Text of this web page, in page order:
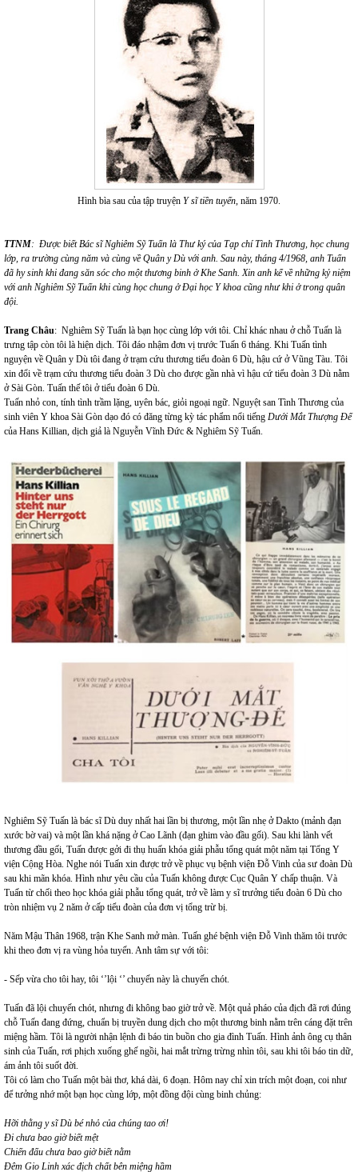
Hình bìa sau của tập truyện Y sĩ tiền tuyến, năm 1970.
TTNM: Được biết Bác sĩ Nghiêm Sỹ Tuấn là Thư ký của Tạp chí Tình Thương, học chung
lớp, ra trường cùng năm và cùng về Quân y Dù với anh. Sau này, tháng 4/1968, anh Tuấn
đã hy sinh khi đang săn sóccho một thương binh ở Khe Sanh. Xin anh kể về những kỷ niệm
với anh Nghiêm Sỹ Tuấn khi cùng học chung ở Đại học Y khoa cũng như khi ở trong quân
đội.
Trang Châu: Nghiêm Sỹ Tuấn là bạn học cùng lớp với tôi. Chỉ khác nhau ở chỗ Tuấn là
trưng tập còn tôi là hiện dịch. Tôi đáo nhậm đơn vị trước Tuấn 6 tháng. Khi Tuấn tình
nguyện về Quân y Dù tôi đang ở trạm cứu thương tiểu đoàn 6 Dù, hậu cứ ở Vũng Tàu. Tôi
xin đổi về trạm cứu thương tiểu đoàn 3 Dù cho được gần nhà vì hậu cứ tiểu đoàn 3 Dù nằm
ở Sài Gòn. Tuấn thế tôi ở tiểu đoàn 6 Dù.
Tuấn nhỏ con, tính tình trầm lặng, uyên bác, giỏi ngoại ngữ. Nguyệt san Tình Thương của
sinh viên Y khoa Sài Gòn dạo đó có đăng từng kỳ tác phẩm nổi tiếng Dưới Mắt Thượng Đế
của Hans Killian, dịch giả là Nguyễn Vĩnh Đức & Nghiêm Sỹ Tuấn.
Nghiêm Sỹ Tuấn là bác sĩ Dù duy nhất hai lần bị thương, một lần nhẹ ở Dakto (mảnh đạn
xước bờ vai) và một lần khá nặng ở Cao Lãnh (đạn ghim vào đầu gối). Sau khi lành vết
thương đầu gối, Tuấn được gởi đi thụ huấn khóa giải phẫu tổng quát một năm tại Tổng Y
viện Cộng Hòa. Nghe nói Tuấn xin được trở về phục vụ bệnh viện Đỗ Vinh của sư đoàn Dù
sau khi mãn khóa. Hình như yêu cầu của Tuấn không được Cục Quân Y chấp thuận. Và
Tuấn từ chối theo học khóa giải phẫu tổng quát, trở về làm y sĩ trưởng tiểu đoàn 6 Dù cho
tròn nhiệm vụ 2 năm ở cấp tiểu đoàn của đơn vị tổng trừ bị.
Năm Mậu Thân 1968, trận Khe Sanh mở màn. Tuấn ghé bệnh viện Đỗ Vinh thăm tôi trước
khi theo đơn vị ra vùng hỏa tuyến. Anh tâm sự với tôi:
- Sếp vừa cho tôi hay, tôi ‘’lội ‘’ chuyến này là chuyến chót.
Tuấn đã lội chuyến chót, nhưng đi không bao giờ trở về. Một quả pháo của địch đã rơi đúng
chỗ Tuấn đang đứng, chuẩn bị truyền dung dịch cho một thương binh nằm trên cáng đặt trên
miệng hầm. Tôi là người nhận lệnh đi báo tin buồn cho gia đình Tuấn. Hình ảnh ông cụ thân
sinh của Tuấn, rơi phịch xuống ghế ngồi, hai mắt trừng trừng nhìn tôi, sau khi tôi báo tin dữ,
ám ảnh tôi suốt đời.
Tôi có làm cho Tuấn một bài thơ, khá dài, 6 đoạn. Hôm nay chỉ xin trích một đoạn, coi như
để tưởng nhớ một bạn học cùng lớp, một đồng đội cùng binh chủng:
Hỡi thằng y sĩ Dù bé nhỏ của chúng tao ơi!
Đi chưa bao giờ biết mệt
Chiến đấu chưa bao giờ biết nằm
Đêm Gio Linh xác địch chất bên miệng hầm